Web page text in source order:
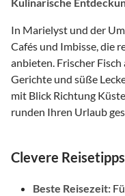
Kulinarische
In Marielyst und der
Cafés und Imbisse, die
anbieten. Frischer Fisch
Gerichte und süße
mit Blick Richtung
runden Ihren Urlaub
Clevere
Beste Reisezeit: